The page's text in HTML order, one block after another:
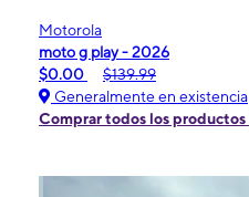
Motorola
moto g play - 2026
$0.00
$139.99
Generalmente en existencia
Comprar todos los productos